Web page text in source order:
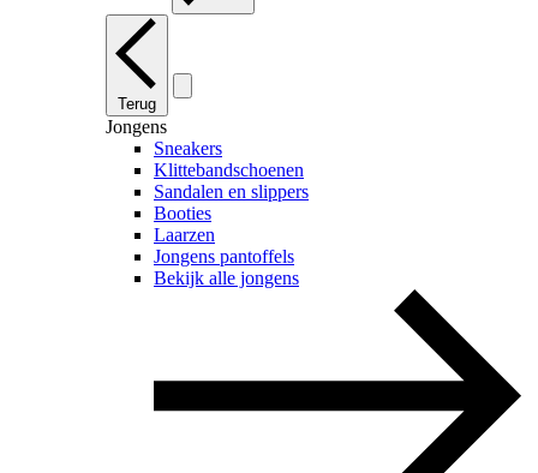
Terug
Jongens
Sneakers
Klittebandschoenen
Sandalen en slippers
Booties
Laarzen
Jongens pantoffels
Bekijk alle jongens